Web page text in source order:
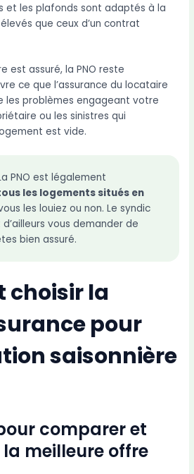
et les plafonds sont adaptés à la
que ceux d’un contrat
est assuré, la PNO reste
ce que l’assurance du locataire
les problèmes engageant votre
ou les sinistres qui
est vide.
PNO est légalement
les logements situés en
les louiez ou non. Le syndic
vous demander de
bien assuré.
choisir la
pour
saisonnière
comparer et
meilleure offre